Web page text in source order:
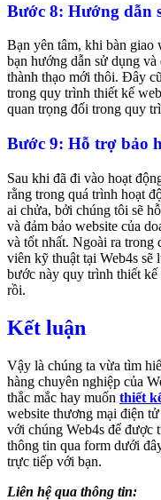
Bước 8: Hướng dẫn
Bạn yên tâm, khi bàn giao
bạn hướng dẫn sử dụng
thành thạo mới thôi. Đây
trong quy trình thiết kế
quan trọng đối trong quy
Bước 9: Hỗ trợ bảo
Sau khi đã đi vào hoạt
rằng trong quá trình hoạt
ai chửa, bởi chúng tôi sẽ
và đảm bảo website của
và tốt nhất. Ngoài ra trong
viên kỹ thuật tại Web4s sẽ
bước này quy trình thiết kế
rồi.
Kết luận
Vậy là chúng ta vừa tìm
hàng chuyên nghiệp của
thắc mắc hay muốn thiết
website thương mại điện
với chúng Web4s để được
thông tin qua form dưới
trực tiếp với bạn.
Liên hệ qua thông tin: